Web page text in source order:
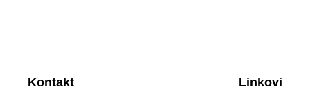
Kontakt Linkovi